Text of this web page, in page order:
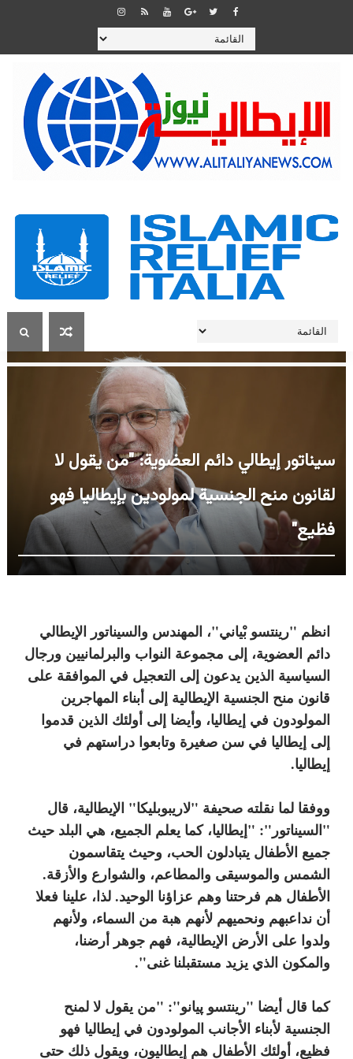
سيناتور إيطالي دائم العضوية: "من يقول لا
لقانون منح الجنسية لمولودين بإيطاليا فهو
فظيع"
انظم "رينتسو بْياني"، المهندس والسيناتور الإيطالي
دائم العضوية، إلى مجموعة النواب والبرلمانيين ورجال
السياسية الذين يدعون إلى التعجيل في الموافقة على
قانون منح الجنسية الإيطالية إلى أبناء المهاجرين
المولودون في إيطاليا، وأيضا إلى أولئك الذين قدموا
إلى إيطاليا في سن صغيرة وتابعوا دراستهم في
إيطاليا.
ووفقا لما نقلته صحيفة "لاريبوبليكا" الإيطالية، قال
"السيناتور": "إيطاليا، كما يعلم الجميع، هي البلد حيث
جميع الأطفال يتبادلون الحب، وحيث يتقاسمون
الشمس والموسيقى والمطاعم، والشوارع والأزقة.
الأطفال هم فرحتنا وهم عزاؤنا الوحيد. لذا، علينا فعلا
أن نداعبهم ونحميهم لأنهم هبة من السماء، ولأنهم
ولدوا على الأرض الإيطالية، فهم جوهر أرضنا،
والمكون الذي يزيد مستقبلنا غنى".
كما قال أيضا "رينتسو پيانو": "من يقول لا لمنح
الجنسية لأبناء الأجانب المولودون في إيطاليا فهو
فظيع، أولئك الأطفال هم إيطاليون، ويقول ذلك حتى